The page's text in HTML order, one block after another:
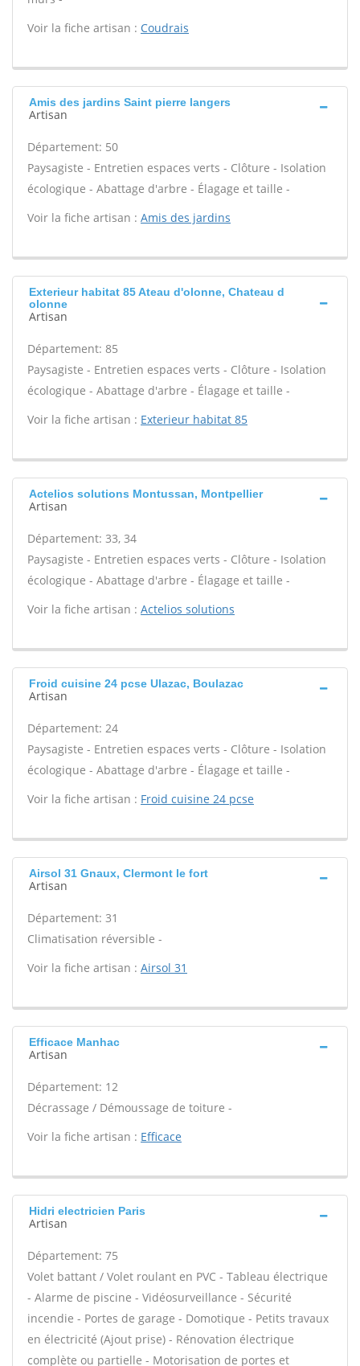
Voir la fiche artisan : Coudrais
Amis des jardins Saint pierre langers
Artisan
Département: 50
Paysagiste - Entretien espaces verts - Clôture - Isolation
écologique - Abattage d'arbre - Élagage et taille -
Voir la fiche artisan : Amis des jardins
Exterieur habitat 85 Ateau d'olonne, Chateau d
olonne
Artisan
Département: 85
Paysagiste - Entretien espaces verts - Clôture - Isolation
écologique - Abattage d'arbre - Élagage et taille -
Voir la fiche artisan : Exterieur habitat 85
Actelios solutions Montussan, Montpellier
Artisan
Département: 33, 34
Paysagiste - Entretien espaces verts - Clôture - Isolation
écologique - Abattage d'arbre - Élagage et taille -
Voir la fiche artisan : Actelios solutions
Froid cuisine 24 pcse Ulazac, Boulazac
Artisan
Département: 24
Paysagiste - Entretien espaces verts - Clôture - Isolation
écologique - Abattage d'arbre - Élagage et taille -
Voir la fiche artisan : Froid cuisine 24 pcse
Airsol 31 Gnaux, Clermont le fort
Artisan
Département: 31
Climatisation réversible -
Voir la fiche artisan : Airsol 31
Efficace Manhac
Artisan
Département: 12
Décrassage / Démoussage de toiture -
Voir la fiche artisan : Efficace
Hidri electricien Paris
Artisan
Département: 75
Volet battant / Volet roulant en PVC - Tableau électrique
- Alarme de piscine - Vidéosurveillance - Sécurité
incendie - Portes de garage - Domotique - Petits travaux
en électricité (Ajout prise) - Rénovation électrique
complète ou partielle - Motorisation de portes et